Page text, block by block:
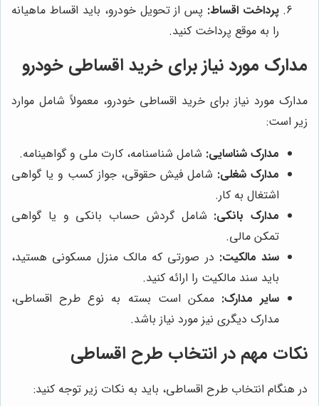
پرداخت اقساط: پس از تحویل خودرو، باید اقساط ماهیانه
را به موقع پرداخت کنید.
مدارک مورد نیاز برای خرید اقساطی خودرو
مدارک مورد نیاز برای خرید اقساطی خودرو، معمولاً شامل موارد
زیر است:
مدارک شناسایی: شامل شناسنامه، کارت ملی و گواهینامه.
مدارک شغلی: شامل فیش حقوقی، جواز کسب و یا گواهی
اشتغال به کار.
مدارک بانکی: شامل گردش حساب بانکی و یا گواهی
تمکن مالی.
سند مالکیت: در صورتی که مالک منزل مسکونی هستید،
باید سند مالکیت را ارائه کنید.
سایر مدارک: ممکن است بسته به نوع طرح اقساطی،
مدارک دیگری نیز مورد نیاز باشد.
نکات مهم در انتخاب طرح اقساطی
در هنگام انتخاب طرح اقساطی، باید به نکات زیر توجه کنید: